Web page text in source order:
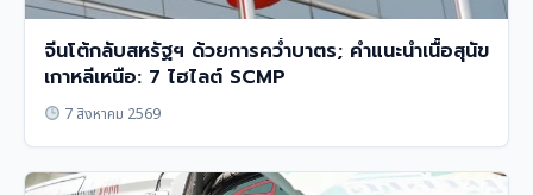
จีนโต้กลับสหรัฐฯ ด้วยการคว่ำบาตร; คำแนะนำเนื้อสุนัข
เกาหลีเหนือ: 7 ไฮไลต์ SCMP
7 สิงหาคม 2569